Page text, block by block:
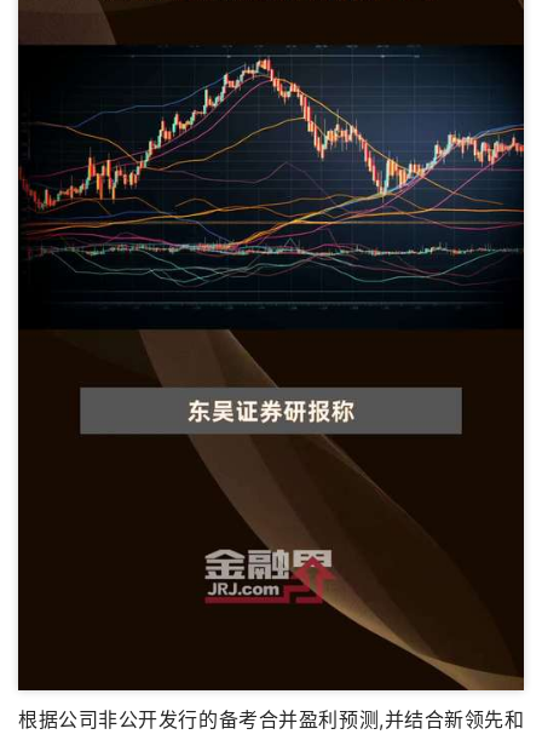
根据公司非公开发行的备考合并盈利预测,并结合新领先和